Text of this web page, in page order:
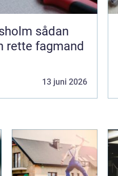
sådan
rette fagmand
13 juni 2026